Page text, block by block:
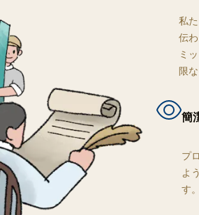
私
伝
ミ
限
簡
プ
よ
す。